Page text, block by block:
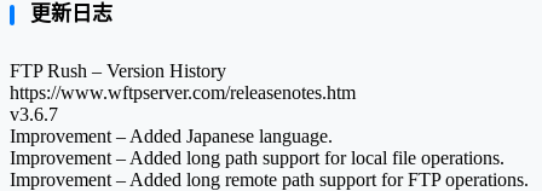
更新日志
FTP Rush – Version History
https://www.wftpserver.com/releasenotes.htm
v3.6.7
Improvement – Added Japanese language.
Improvement – Added long path support for local file operations.
Improvement – Added long remote path support for FTP operations.